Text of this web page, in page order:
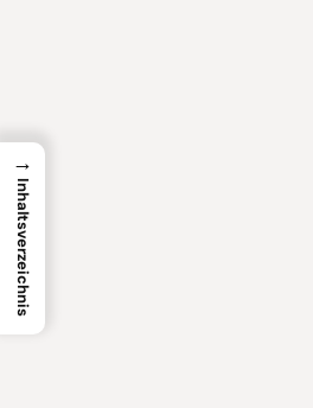
→
Inhaltsverzeichnis